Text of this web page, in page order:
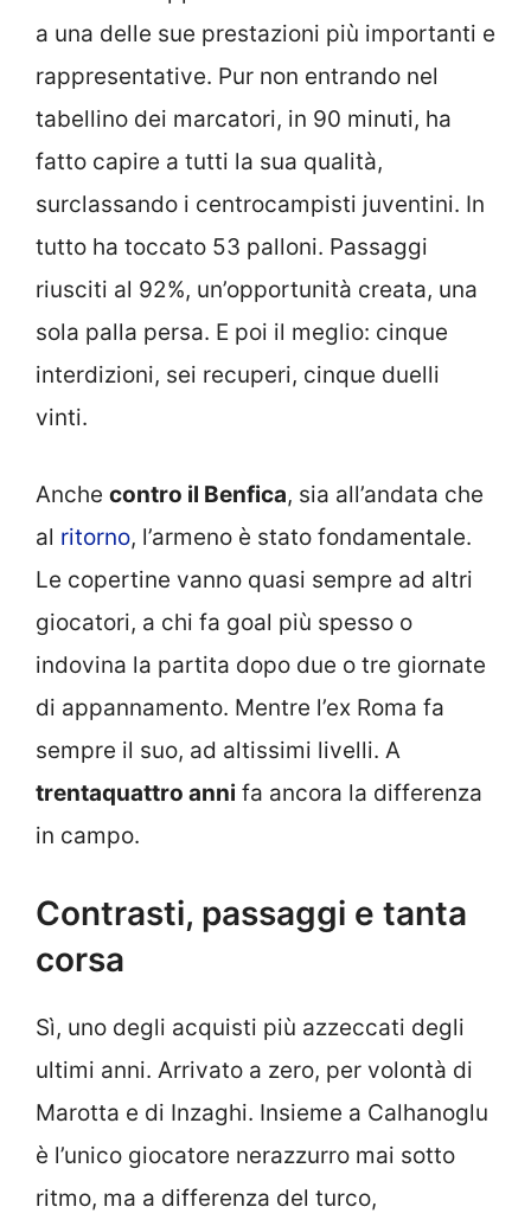
a una delle sue prestazioni più importanti e
rappresentative. Pur non entrando nel
tabellino dei marcatori, in 90 minuti, ha
fatto capire a tutti la sua qualità,
surclassando i centrocampisti juventini. In
tutto ha toccato 53 palloni. Passaggi
riusciti al 92%, un’opportunità creata, una
sola palla persa. E poi il meglio: cinque
interdizioni, sei recuperi, cinque duelli
vinti.
Anche contro il Benfica, sia all’andata che
al ritorno, l’armeno è stato fondamentale.
Le copertine vanno quasi sempre ad altri
giocatori, a chi fa goal più spesso o
indovina la partita dopo due o tre giornate
di appannamento. Mentre l’ex Roma fa
sempre il suo, ad altissimi livelli. A
trentaquattro anni fa ancora la differenza
in campo.
Contrasti, passaggi e tanta
corsa
Sì, uno degli acquisti più azzeccati degli
ultimi anni. Arrivato a zero, per volontà di
Marotta e di Inzaghi. Insieme a Calhanoglu
è l’unico giocatore nerazzurro mai sotto
ritmo, ma a differenza del turco,